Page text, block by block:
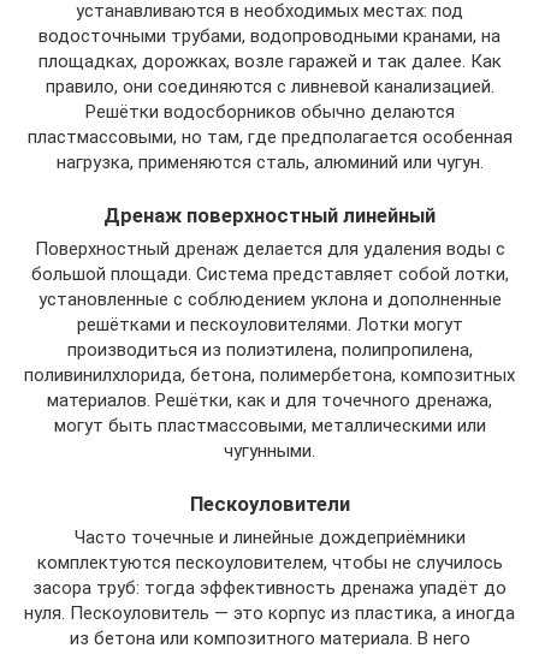
устанавливаются в необходимых местах: под
водосточными трубами, водопроводными кранами, на
площадках, дорожках, возле гаражей и так далее. Как
правило, они соединяются с ливневой канализацией.
Решётки водосборников обычно делаются
пластмассовыми, но там, где предполагается особенная
нагрузка, применяются сталь, алюминий или чугун.
Дренаж поверхностный линейный
Поверхностный дренаж делается для удаления воды с
большой площади. Система представляет собой лотки,
установленные с соблюдением уклона и дополненные
решётками и пескоуловителями. Лотки могут
производиться из полиэтилена, полипропилена,
поливинилхлорида, бетона, полимербетона, композитных
материалов. Решётки, как и для точечного дренажа,
могут быть пластмассовыми, металлическими или
чугунными.
Пескоуловители
Часто точечные и линейные дождеприёмники
комплектуются пескоуловителем, чтобы не случилось
засора труб: тогда эффективность дренажа упадёт до
нуля. Пескоуловитель — это корпус из пластика, а иногда
из бетона или композитного материала. В него